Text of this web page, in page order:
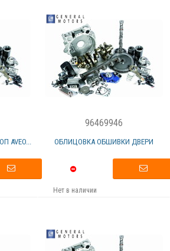
AVEO...
96469946
ОБЛИЦОВКА ОБШИВКИ ДВЕРИ
Нет в наличии